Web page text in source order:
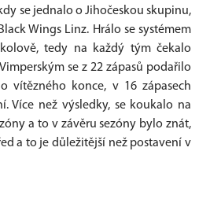
se jednalo o Jihočeskou skupinu,
Wings Linz. Hrálo se systémem
tedy na každý tým čekalo
se z 22 zápasů podařilo
vítězného konce, v 16 zápasech
Více než výsledky, se koukalo na
a to v závěru sezóny bylo znát,
a to je důležitější než postavení v